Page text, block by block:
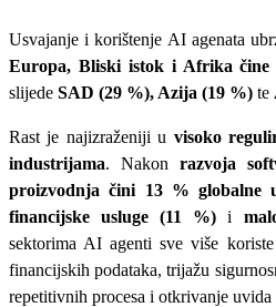
Usvajanje i korištenje AI agenata
Europa, Bliski istok i Afrika
slijede SAD (29 %), Azija (19 %) te
Rast je najizraženiji u visoko
industrijama. Nakon razvoja
proizvodnja čini 13 % globalne
financijske usluge (11 %) i
sektorima AI agenti sve više
financijskih podataka, trijažu
repetitivnih procesa i otkrivanje uvida